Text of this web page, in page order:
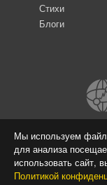
Мы используем
для анализа
использовать сайт,
Политикой
Стихи
Блоги